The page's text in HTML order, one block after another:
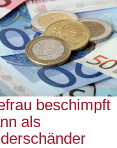
beschimpft
als